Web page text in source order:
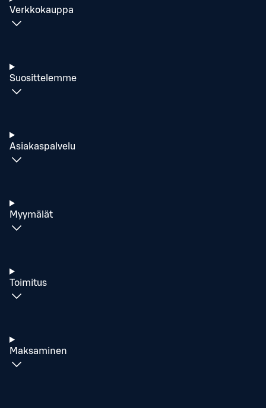
Verkkokauppa
Suosittelemme
Asiakaspalvelu
Myymälät
Toimitus
Maksaminen